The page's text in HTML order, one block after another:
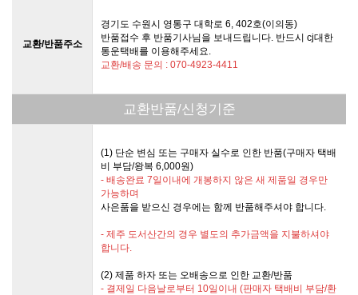
교환/반품주소
경기도 수원시 영통구 대학로 6, 402호(이의동)
반품접수 후 반품기사님을 보내드립니다. 반드시 cj대한
통운택배를 이용해주세요.
교환/배송 문의 : 070-4923-4411
교환반품/신청기준
(1) 단순 변심 또는 구매자 실수로 인한 반품(구매자 택배
비 부담/왕복 6,000원)
- 배송완료 7일이내에 개봉하지 않은 새 제품일 경우만
가능하며
사은품을 받으신 경우에는 함께 반품해주셔야 합니다.
- 제주 도서산간의 경우 별도의 추가금액을 지불하셔야
합니다.
(2) 제품 하자 또는 오배송으로 인한 교환/반품
- 결제일 다음날로부터 10일이내 (판매자 택배비 부담/환